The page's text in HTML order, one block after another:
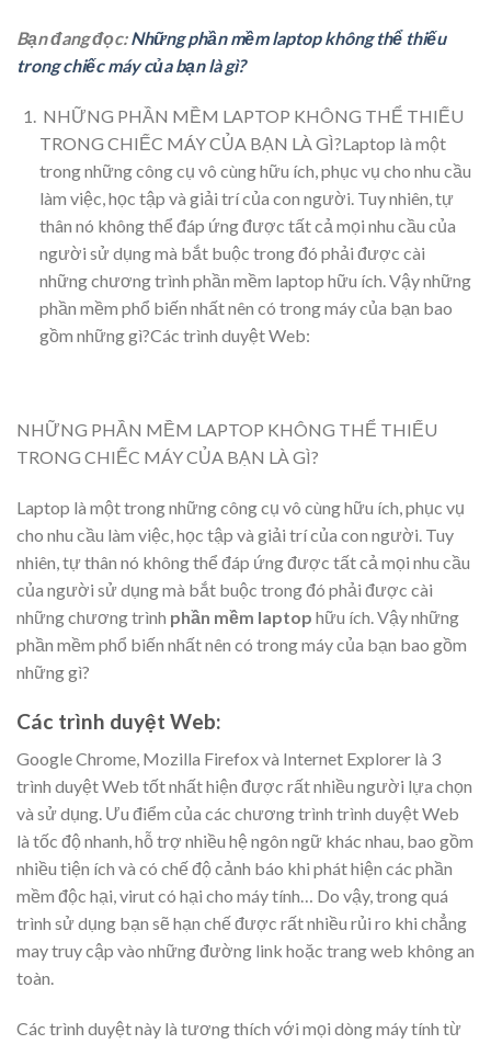
Bạn đang đọc:Những phần mềm laptop không thể thiếu
trong chiếc máy của bạn là gì?
NHỮNG PHẦN MỀM LAPTOP KHÔNG THỂ THIẾU
TRONG CHIẾC MÁY CỦA BẠN LÀ GÌ?Laptop là một
trong những công cụ vô cùng hữu ích, phục vụ cho nhu cầu
làm việc, học tập và giải trí của con người. Tuy nhiên, tự
thân nó không thể đáp ứng được tất cả mọi nhu cầu của
người sử dụng mà bắt buộc trong đó phải được cài
những chương trình phần mềm laptop hữu ích. Vậy những
phần mềm phổ biến nhất nên có trong máy của bạn bao
gồm những gì?Các trình duyệt Web:
NHỮNG PHẦN MỀM LAPTOP KHÔNG THỂ THIẾU
TRONG CHIẾC MÁY CỦA BẠN LÀ GÌ?
Laptop là một trong những công cụ vô cùng hữu ích, phục vụ
cho nhu cầu làm việc, học tập và giải trí của con người. Tuy
nhiên, tự thân nó không thể đáp ứng được tất cả mọi nhu cầu
của người sử dụng mà bắt buộc trong đó phải được cài
những chương trình phần mềm laptop hữu ích. Vậy những
phần mềm phổ biến nhất nên có trong máy của bạn bao gồm
những gì?
Các trình duyệt Web:
Google Chrome, Mozilla Firefox và Internet Explorer là 3
trình duyệt Web tốt nhất hiện được rất nhiều người lựa chọn
và sử dụng. Ưu điểm của các chương trình trình duyệt Web
là tốc độ nhanh, hỗ trợ nhiều hệ ngôn ngữ khác nhau, bao gồm
nhiều tiện ích và có chế độ cảnh báo khi phát hiện các phần
mềm độc hại, virut có hại cho máy tính… Do vậy, trong quá
trình sử dụng bạn sẽ hạn chế được rất nhiều rủi ro khi chẳng
may truy cập vào những đường link hoặc trang web không an
toàn.
Các trình duyệt này là tương thích với mọi dòng máy tính từ